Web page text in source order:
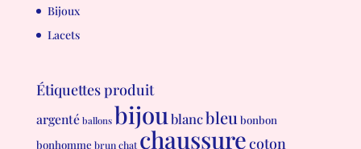
Bijoux
Lacets
Étiquettes produit
argenté ballons bijou blancbleu bonbon
bonhomme brun chat chaussurecoton